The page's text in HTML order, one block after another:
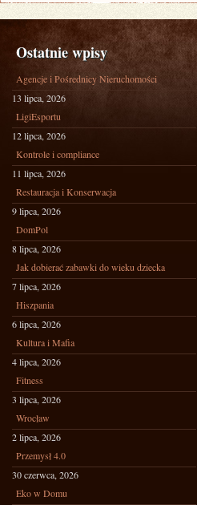
Ostatnie wpisy
Agencje i Pośrednicy Nieruchomości
13 lipca, 2026
LigiEsportu
12 lipca, 2026
Kontrole i compliance
11 lipca, 2026
Restauracja i Konserwacja
9 lipca, 2026
DomPol
8 lipca, 2026
Jak dobierać zabawki do wieku dziecka
7 lipca, 2026
Hiszpania
6 lipca, 2026
Kultura i Mafia
4 lipca, 2026
Fitness
3 lipca, 2026
Wrocław
2 lipca, 2026
Przemysł 4.0
30 czerwca, 2026
Eko w Domu